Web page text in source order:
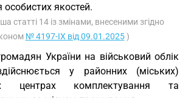
особистих якостей.
статті 14 із змінами, внесеними згідно
№ 4197-IX від 09.01.2025)
України на військовий облік
у районних (міських)
центрах комплектування та